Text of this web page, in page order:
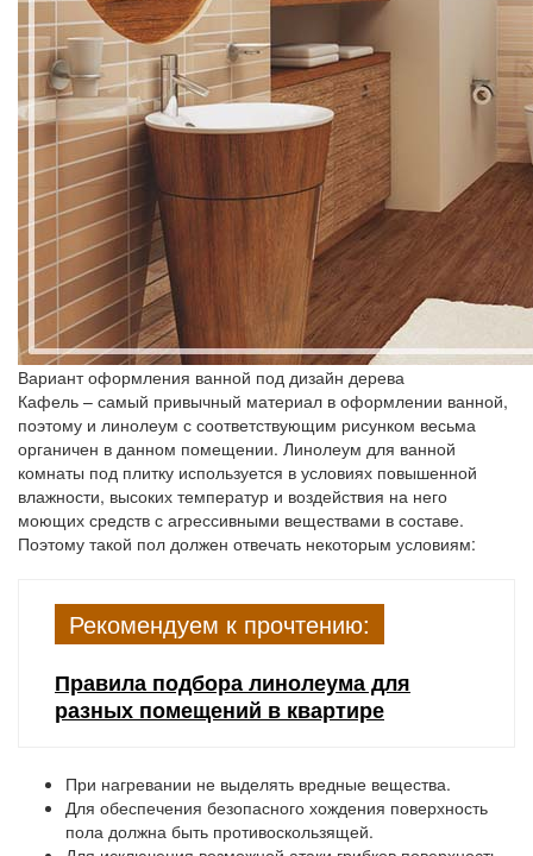
Вариант оформления ванной под дизайн дерева
Кафель – самый привычный материал в оформлении ванной,
поэтому и линолеум с соответствующим рисунком весьма
органичен в данном помещении. Линолеум для ванной
комнаты под плитку используется в условиях повышенной
влажности, высоких температур и воздействия на него
моющих средств с агрессивными веществами в составе.
Поэтому такой пол должен отвечать некоторым условиям:
Рекомендуем к прочтению:
Правила подбора линолеума для
разных помещений в квартире
При нагревании не выделять вредные вещества.
Для обеспечения безопасного хождения поверхность
пола должна быть противоскользящей.